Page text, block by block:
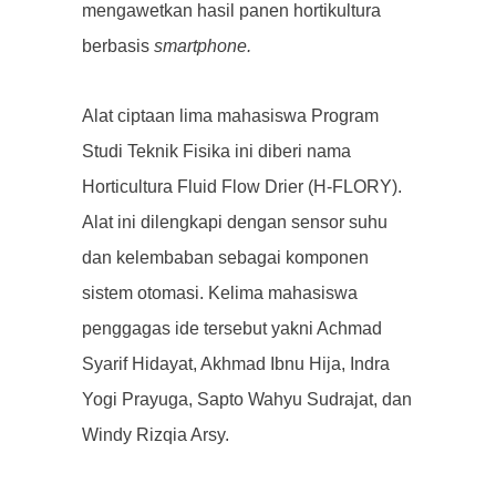
mengawetkan hasil panen hortikultura
berbasis smartphone.
Alat ciptaan lima mahasiswa Program
Studi Teknik Fisika ini diberi nama
Horticultura Fluid Flow Drier (H-FLORY).
Alat ini dilengkapi dengan sensor suhu
dan kelembaban sebagai komponen
sistem otomasi. Kelima mahasiswa
penggagas ide tersebut yakni Achmad
Syarif Hidayat, Akhmad Ibnu Hija, Indra
Yogi Prayuga, Sapto Wahyu Sudrajat, dan
Windy Rizqia Arsy.